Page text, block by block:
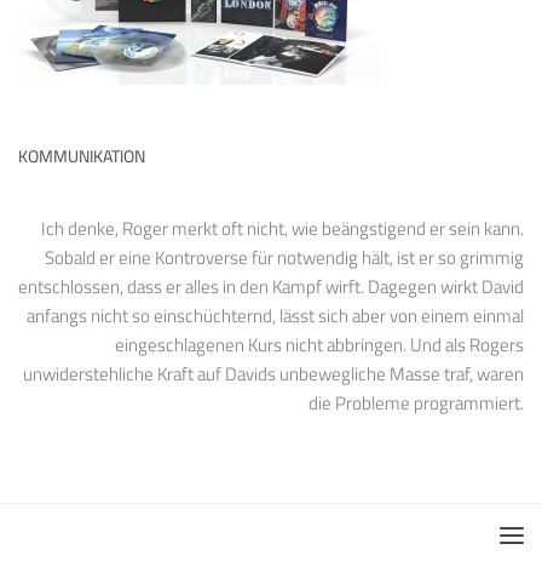
KOMMUNIKATION
Ich denke, Roger merkt oft nicht, wie beängstigend er sein kann.
Sobald er eine Kontroverse für notwendig hält, ist er so grimmig
entschlossen, dass er alles in den Kampf wirft. Dagegen wirkt David
anfangs nicht so einschüchternd, lässt sich aber von einem einmal
eingeschlagenen Kurs nicht abbringen. Und als Rogers
unwiderstehliche Kraft auf Davids unbewegliche Masse traf, waren
die Probleme programmiert.